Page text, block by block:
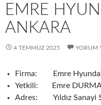
EMRE
ANKARA
4 TEMMUZ 2025 YORUM
Firma: Emre
Yetkili: Emre
Adres: Yıldız Sanayi